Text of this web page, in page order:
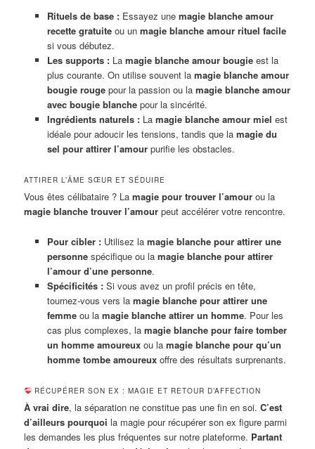
Rituels de base :Essayez une magie blanche amour
recette gratuiteou un magie blanche amour rituel facile
si vous débutez.
Les supports :La magie blanche amour bougieest la
plus courante. On utilise souvent la magie blanche amour
bougie rougepour la passion ou la magie blanche amour
avec bougie blanchepour la sincérité.
Ingrédients naturels :La magie blanche amour miel est
idéale pour adoucir les tensions, tandis que la magie du
sel pour attirer l’amourpurifie les obstacles.
ATTIRER L’ÂME SŒUR ET SÉDUIRE
Vous êtes célibataire ? Lamagie pour trouver l’amour ou la
magie blanche trouver l’amour peut accélérer votre rencontre.
Pour cibler :Utilisez la magie blanche pour attirer une
personnespécifique ou la magie blanche pour attirer
l’amour d’une personne.
Spécificités :Si vous avez un profil précis en tête,
tournez-vous vers la magie blanche pour attirer une
femmeou la magie blanche attirer un homme. Pour les
cas plus complexes, la magie blanche pour faire tomber
un homme amoureuxou la magie blanche pour qu’un
homme tombe amoureuxoffre des résultats surprenants.
RÉCUPÉRER SON EX : MAGIE ET RETOUR D’AFFECTION
À vrai dire, la séparation ne constitue pas une fin en soi.C’est
d’ailleurs pourquoi la magie pour récupérer son ex figure parmi
les demandes les plus fréquentes sur notre plateforme. Partant